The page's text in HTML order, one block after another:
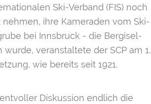
Ski-Verband (FIS) noch
ihre Kameraden vom Ski-
bei Innsbruck - die Bergisel-
veranstaltete der SCP am 1.
wie bereits seit 1921.
Diskussion endlich die